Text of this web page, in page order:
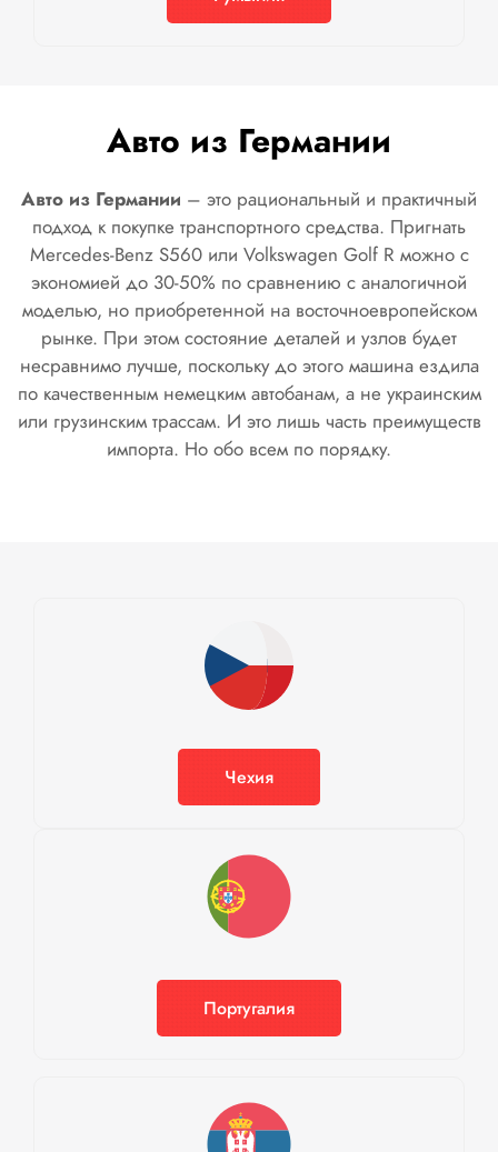
Авто из Германии
Авто из Германии – это рациональный и практичный
подход к покупке транспортного средства. Пригнать
Mercedes-Benz S560 или Volkswagen Golf R можно с
экономией до 30-50% по сравнению с аналогичной
моделью, но приобретенной на восточноевропейском
рынке. При этом состояние деталей и узлов будет
несравнимо лучше, поскольку до этого машина ездила
по качественным немецким автобанам, а не украинским
или грузинским трассам. И это лишь часть преимуществ
импорта. Но обо всем по порядку.
Чехия
Португалия